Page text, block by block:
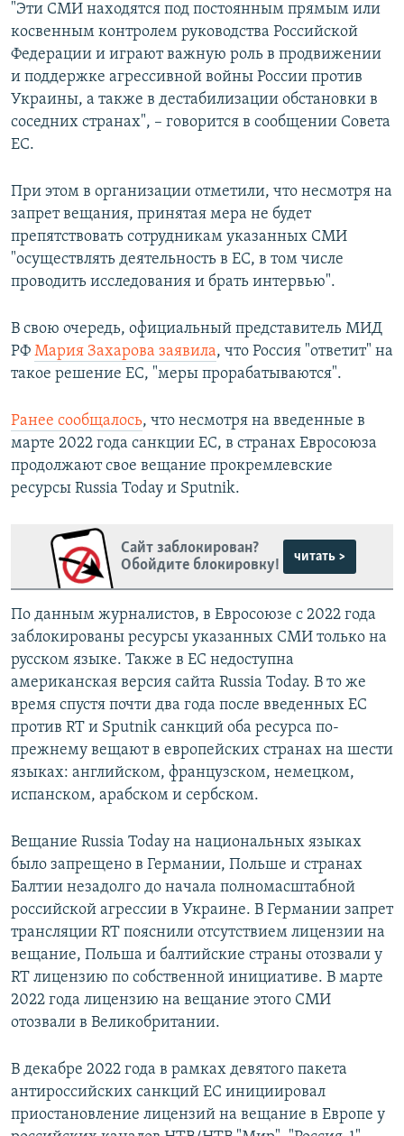
"Эти СМИ находятся под постоянным прямым или
косвенным контролем руководства Российской
Федерации и играют важную роль в продвижении
и поддержке агрессивной войны России против
Украины, а также в дестабилизации обстановки в
соседних странах", – говорится в сообщении Совета
ЕС.
При этом в организации отметили, что несмотря на
запрет вещания, принятая мера не будет
препятствовать сотрудникам указанных СМИ
"осуществлять деятельность в ЕС, в том числе
проводить исследования и брать интервью".
В свою очередь, официальный представитель МИД
РФ Мария Захарова заявила, что Россия "ответит" на
такое решение ЕС, "меры прорабатываются".
Ранее сообщалось, что несмотря на введенные в
марте 2022 года санкции ЕС, в странах Евросоюза
продолжают свое вещание прокремлевские
ресурсы Russia Today и Sputnik.
Сайт заблокирован?
Обойдите блокировку!
читать >
По данным журналистов, в Евросоюзе с 2022 года
заблокированы ресурсы указанных СМИ только на
русском языке. Также в ЕС недоступна
американская версия сайта Russia Today. В то же
время спустя почти два года после введенных ЕС
против RT и Sputnik санкций оба ресурса по-
прежнему вещают в европейских странах на шести
языках: английском, французском, немецком,
испанском, арабском и сербском.
Вещание Russia Today на национальных языках
было запрещено в Германии, Польше и странах
Балтии незадолго до начала полномасштабной
российской агрессии в Украине. В Германии запрет
трансляции RT пояснили отсутствием лицензии на
вещание, Польша и балтийские страны отозвали у
RT лицензию по собственной инициативе. В марте
2022 года лицензию на вещание этого СМИ
отозвали в Великобритании.
В декабре 2022 года в рамках девятого пакета
антироссийских санкций ЕС инициировал
приостановление лицензий на вещание в Европе у